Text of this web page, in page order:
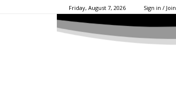
Friday, August 7, 2026 Sign in / Join